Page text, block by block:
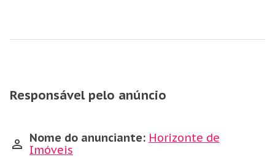
Responsável pelo anúncio
Nome do anunciante: Horizonte de
Imóveis